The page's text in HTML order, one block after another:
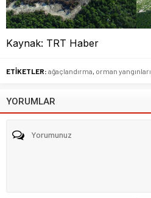
Kaynak: TRT Haber
ETİKETLER: ağaçlandırma, orman yangınları
YORUMLAR